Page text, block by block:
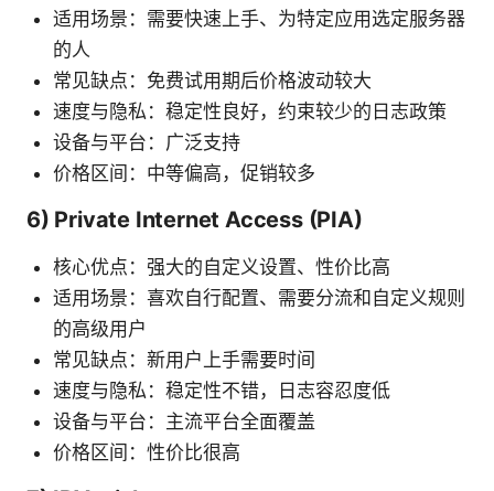
适用场景：需要快速上手、为特定应用选定服务器
的人
常见缺点：免费试用期后价格波动较大
速度与隐私：稳定性良好，约束较少的日志政策
设备与平台：广泛支持
价格区间：中等偏高，促销较多
6) Private Internet Access (PIA)
核心优点：强大的自定义设置、性价比高
适用场景：喜欢自行配置、需要分流和自定义规则
的高级用户
常见缺点：新用户上手需要时间
速度与隐私：稳定性不错，日志容忍度低
设备与平台：主流平台全面覆盖
价格区间：性价比很高